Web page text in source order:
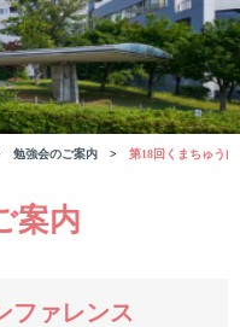
勉強会のご案内 第18回くまちゅう
案内
ファレンス